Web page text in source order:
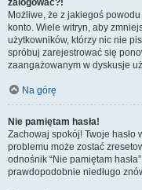
zalogować?!
Możliwe, że z jakiegoś
konto. Wiele witryn, aby
użytkowników, którzy nic nie
spróbuj zarejestrować się
zaangażowanym w dyskusje
Na górę
Nie pamiętam hasła!
Zachowaj spokój! Twoje
problemu może zostać
odnośnik “Nie pamiętam
prawdopodobnie niedługo